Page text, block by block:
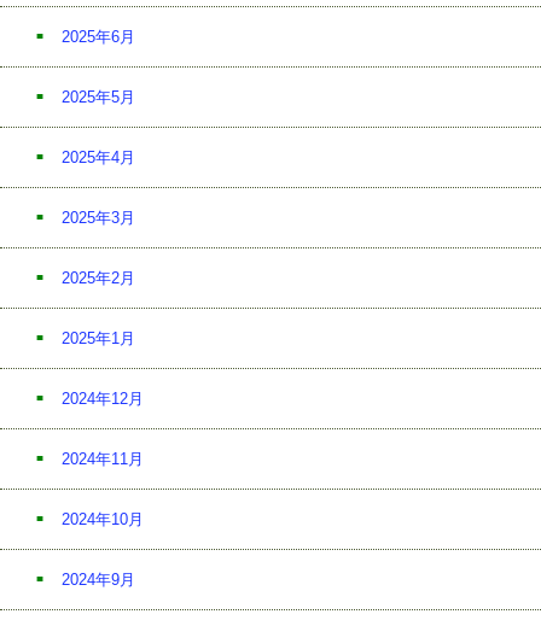
2025年6月
2025年5月
2025年4月
2025年3月
2025年2月
2025年1月
2024年12月
2024年11月
2024年10月
2024年9月